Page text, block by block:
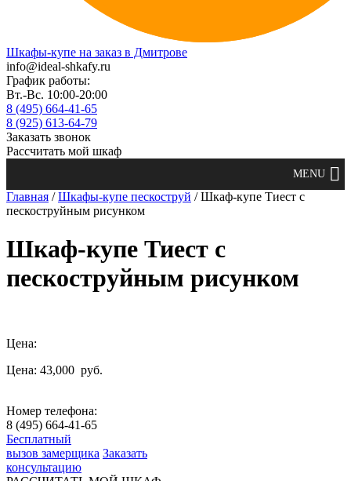
Шкафы-купе на заказ в Дмитрове
info@ideal-shkafy.ru
График работы:
Вт.-Вс. 10:00-20:00
8 (495) 664-41-65
8 (925) 613-64-79
Заказать звонок
Рассчитать мой шкаф
Главная /Шкафы-купе пескоструй / Шкаф-купе Тиест с
пескоструйным рисунком
Шкаф-купе Тиест с
пескоструйным рисунком
Цена:
Цена: 43,000 руб.
Номер телефона:
8 (495) 664-41-65
Бесплатный
вызов замерщика Заказать
консультацию